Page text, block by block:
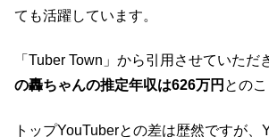
ても活躍しています。
「Tuber Town」から引用させていただ
の轟ちゃんの推定年収は626万円 とのこ
トップYouTuberとの差は歴然ですが、